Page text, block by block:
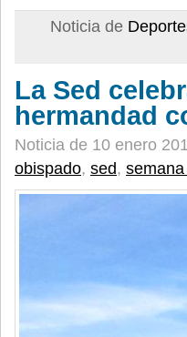
Noticia de
La Sed
hermandad
Noticia de 10 enero
obispado, sed,